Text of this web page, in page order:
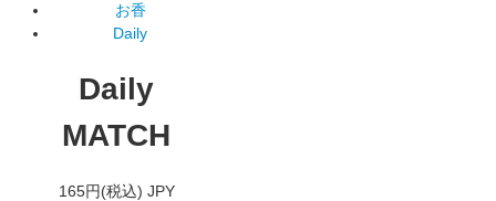
お香
Daily
Daily
MATCH
165円(税込) JPY